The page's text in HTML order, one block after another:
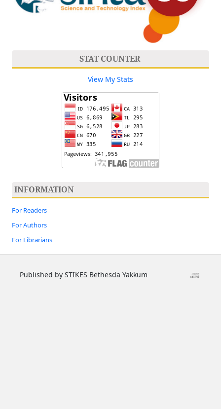
STAT COUNTER
View My Stats
INFORMATION
For Readers
For Authors
For Librarians
Published by STIKES Bethesda Yakkum